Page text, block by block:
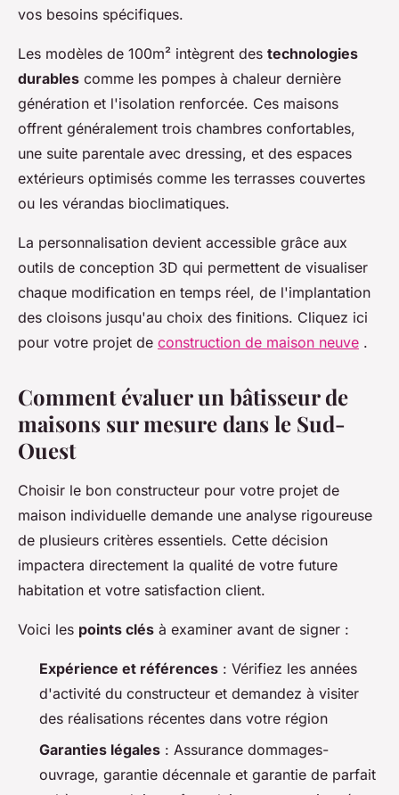
vos besoins spécifiques.
Les modèles de 100m² intègrent des technologies
durables comme les pompes à chaleur dernière
génération et l'isolation renforcée. Ces maisons
offrent généralement trois chambres confortables,
une suite parentale avec dressing, et des espaces
extérieurs optimisés comme les terrasses couvertes
ou les vérandas bioclimatiques.
La personnalisation devient accessible grâce aux
outils de conception 3D qui permettent de visualiser
chaque modification en temps réel, de l'implantation
des cloisons jusqu'au choix des finitions. Cliquez ici
pour votre projet de construction de maison neuve .
Comment évaluer un bâtisseur de
maisons sur mesure dans le Sud-
Ouest
Choisir le bon constructeur pour votre projet de
maison individuelle demande une analyse rigoureuse
de plusieurs critères essentiels. Cette décision
impactera directement la qualité de votre future
habitation et votre satisfaction client.
Voici les points clés à examiner avant de signer :
Expérience et références : Vérifiez les années
d'activité du constructeur et demandez à visiter
des réalisations récentes dans votre région
Garanties légales : Assurance dommages-
ouvrage, garantie décennale et garantie de parfait